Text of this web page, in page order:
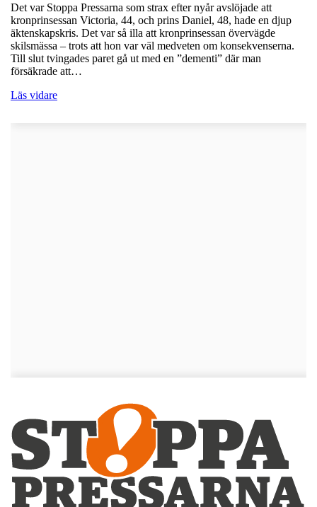
Det var Stoppa Pressarna som strax efter nyår avslöjade att
kronprinsessan Victoria, 44, och prins Daniel, 48, hade en djup
äktenskapskris. Det var så illa att kronprinsessan övervägde
skilsmässa – trots att hon var väl medveten om konsekvenserna.
Till slut tvingades paret gå ut med en ”dementi” där man
försäkrade att…
Läs vidare